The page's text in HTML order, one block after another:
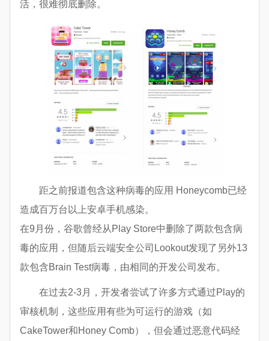
活，很难彻底删除。
距之前报道包含这种病毒的应用 Honeycomb已经
造成百万台以上安卓手机感染。
在9月份，谷歌曾经从Play Store中删除了两款包含病
毒的应用，但随后云端安全公司Lookout发现了另外13
款包含Brain Test病毒，由相同的开发公司发布。
在过去2-3月，开发者尝试了许多方式通过Play的
审核机制，这些应用有些为可运行的游戏（如
CakeTower和Honey Comb），但会通过恶意代码经